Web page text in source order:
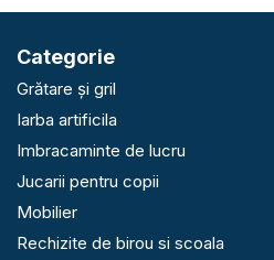
Categorie
Grătare și gril
Iarba artificila
Imbracaminte de lucru
Jucarii pentru copii
Mobilier
Rechizite de birou si scoala